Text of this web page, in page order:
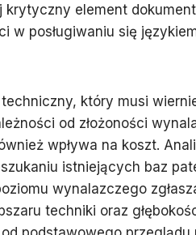
element
w posługiwaniu się
który musi
od złożoności
wpływa na koszt.
istniejących baz
wynalazczego
techniki oraz